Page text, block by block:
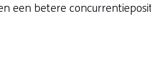
een betere